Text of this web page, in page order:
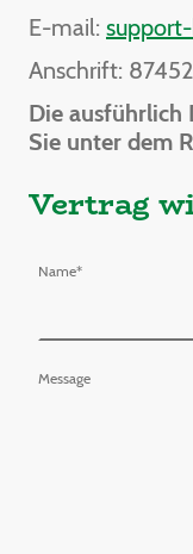
E-mail:
Anschrift:
Die ausführlich
Sie unter dem
Vertrag
Name*
Message